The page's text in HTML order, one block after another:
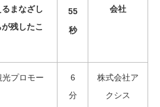
まなざし
残したこ
55
秒
会社
プロモー
6
分
株式会社ア
クシス